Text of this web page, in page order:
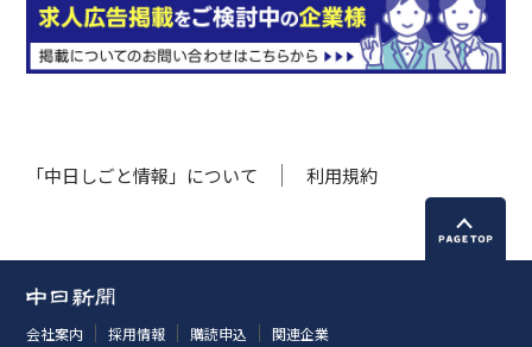
「中日しごと情報」について 利用規約
会社案内 採用情報 購読申込 関連企業